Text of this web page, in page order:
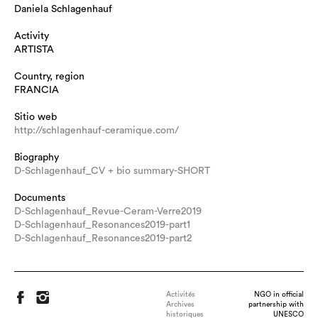
Daniela Schlagenhauf
Activity
ARTISTA
Country, region
FRANCIA
Sitio web
http://schlagenhauf-ceramique.com/
Biography
D-Schlagenhauf_CV + bio summary-SHORT
Documents
D-Schlagenhauf_Revue-Ceram-Verre2019
D-Schlagenhauf_Resonances2019-part1
D-Schlagenhauf_Resonances2019-part2
Activités
Archives
historiques
NGO in official
partnership with
UNESCO